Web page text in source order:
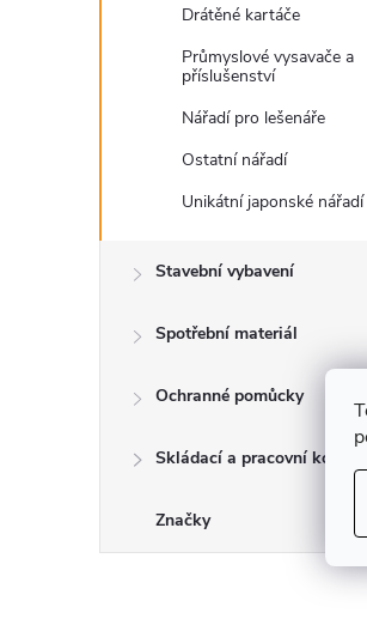
Drátěné kartáče
Průmyslové vysavače a
příslušenství
Nářadí pro lešenáře
Ostatní nářadí
Unikátní japonské nářadí
Stavební vybavení
Spotřební materiál
Ochranné pomůcky
Skládací a pracovní kozy
Značky